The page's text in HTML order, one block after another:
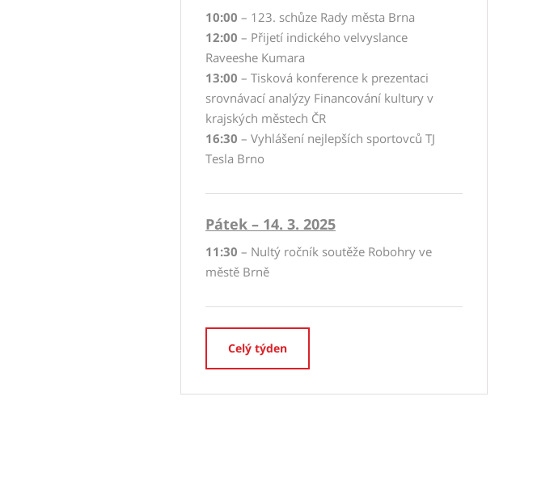
10:00 – 123. schůze Rady města Brna
12:00 – Přijetí indického velvyslance
Raveeshe Kumara
13:00 – Tisková konference k prezentaci
srovnávací analýzy Financování kultury v
krajských městech ČR
16:30 – Vyhlášení nejlepších sportovců TJ
Tesla Brno
Pátek – 14. 3. 2025
11:30 – Nultý ročník soutěže Robohry ve
městě Brně
Celý týden